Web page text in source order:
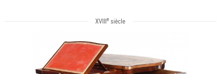
XVIIIe siècle